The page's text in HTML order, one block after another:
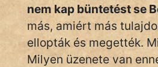
nem kap büntetést se
más, amiért más
ellopták és megették.
Milyen üzenete van